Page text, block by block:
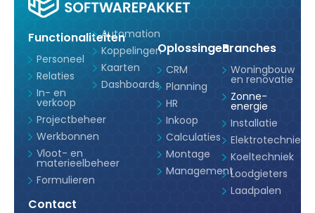
Functionaliteiten
Personeel
Relaties
In- en
verkoop
Projectbeheer
Werkbonnen
Vloot- en
materieelbeheer
Formulieren
Automation
Koppelingen
Kaarten
Dashboards
Oplossingen
CRM
Planning
HR
Inkoop
Calculaties
Montage
Management
Branches
Woningbouw
en renovatie
Zonne-
energie
Installatie
Elektrotechniek
Koeltechniek
Loodgieters
Laadpalen
Contact